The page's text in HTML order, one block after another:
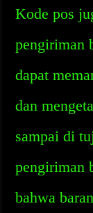
Kode pos
pengiriman
dapat
dan
sampai di
pengiriman
bahwa